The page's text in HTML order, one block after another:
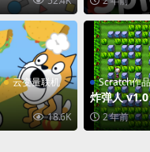
云变量联机
18.6K
Scratch作
炸弹人
2 年前